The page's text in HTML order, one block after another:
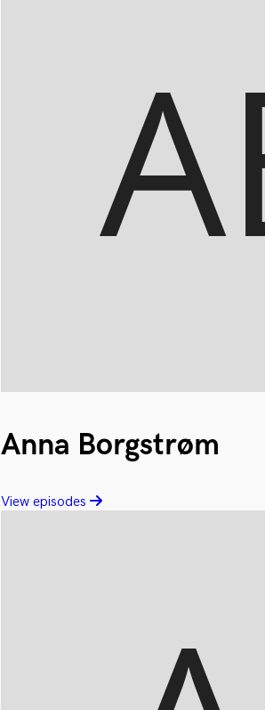
Anna Borgstrøm
View episodes